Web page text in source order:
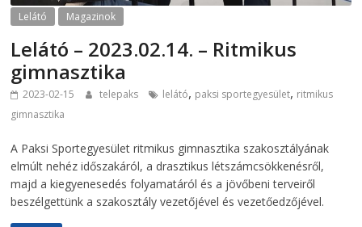
Lelátó Magazinok
Lelátó – 2023.02.14. – Ritmikus
gimnasztika
2023-02-15 telepaks lelátó, paksi sportegyesület, ritmikus
gimnasztika
A Paksi Sportegyesület ritmikus gimnasztika szakosztályának
elmúlt nehéz időszakáról, a drasztikus létszámcsökkenésről,
majd a kiegyenesedés folyamatáról és a jövőbeni terveiről
beszélgettünk a szakosztály vezetőjével és vezetőedzőjével.